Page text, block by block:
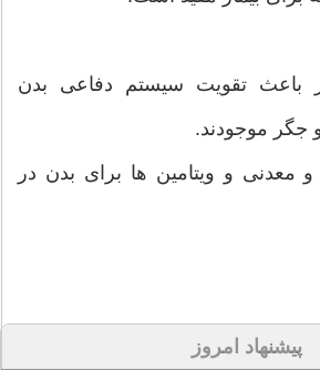
باعث تقویت سیستم دفاعی بدن
جگر موجودند.
معدنی و ویتامین ها برای بدن در
پیشنهاد امروز